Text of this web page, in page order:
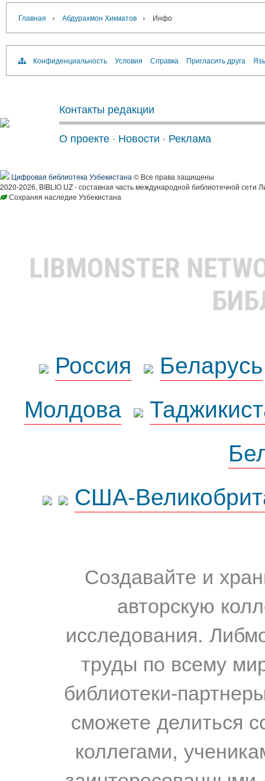
Главная › Абдурахмон Хикматов › Инфо
Конфиденциальность Условия Справка Пригласить друга
Контакты редакции
О проекте · Новости · Реклама
Цифровая библиотека Узбекистана © Все права защищены
2020-2026, BIBLIO.UZ - составная часть международной библиотечной сети
Сохраняя наследие Узбекистана
LIBMONSTER
Россия
Беларусь
Молдова
США-
Создавайте и
авторскую
исследования.
труды по всему
библиотеки-
сможете делиться
коллегами,